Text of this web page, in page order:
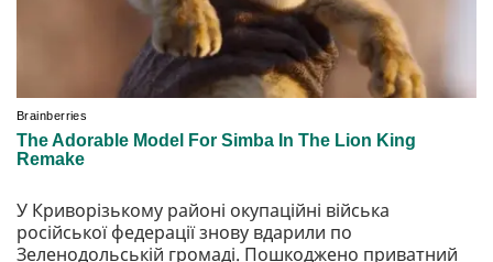
У Криворізькому районі окупаційні війська
російської федерації знову вдарили по
Зеленодольській громаді. Пошкоджено приватний